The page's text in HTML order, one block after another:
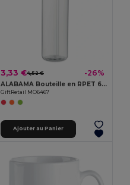
3,33 €4,52 € -26%
ALABAMA Bouteille en RPET 650ml
GiftRetail MO6467
Ajouter au Panier